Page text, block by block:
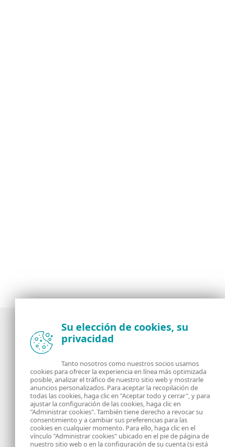
Noticias, opiniones y análisis de la comunidad de
seguridad de ESET
Acerca de RSS Feed
Contáctanos Dirección
Información Legal Política de Cookies
Su elección de cookies, su
privacidad
Tanto nosotros como nuestros socios usamos
cookies para ofrecer la experiencia en línea más optimizada
posible, analizar el tráfico de nuestro sitio web y mostrarle
anuncios personalizados. Para aceptar la recopilación de
todas las cookies, haga clic en "Aceptar todo y cerrar", y para
ajustar la configuración de las cookies, haga clic en
"Administrar cookies". También tiene derecho a revocar su
consentimiento y a cambiar sus preferencias para las
cookies en cualquier momento. Para ello, haga clic en el
vínculo "Administrar cookies" ubicado en el pie de página de
nuestro sitio web o en la configuración de su cuenta (si está